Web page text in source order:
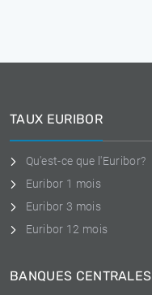
TAUX EURIBOR
Qu'est-ce que l'Euribor?
Euribor 1 mois
Euribor 3 mois
Euribor 12 mois
BANQUES CENTRALES